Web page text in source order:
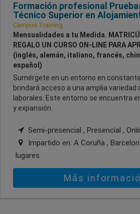
Formación profesional
Técnico Superior en
Campus Training
Mensualidades a tu Medida.
REGALO UN CURSO ON-LINE PARA
(inglés, alemán, italiano, francés,
español)
Sumérgete en un entorno en
brindará acceso a una amplia variedad
laborales. Este entorno se encuentra
y expansión.
Semi-presencial , Presencial ,
Impartido en: A Coruña ,
lugares
Más